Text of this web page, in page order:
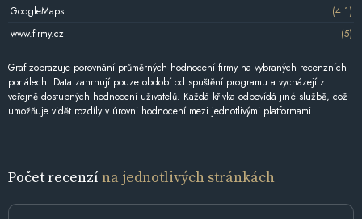
GoogleMaps
(4.1)
www.firmy.cz
(5)
Graf zobrazuje porovnání průměrných hodnocení firmy na vybraných recenzních
portálech. Data zahrnují pouze období od spuštění programu a vycházejí z
veřejně dostupných hodnocení uživatelů. Každá křivka odpovídá jiné službě, což
umožňuje vidět rozdíly v úrovni hodnocení mezi jednotlivými platformami.
Počet recenzína jednotlivých stránkách